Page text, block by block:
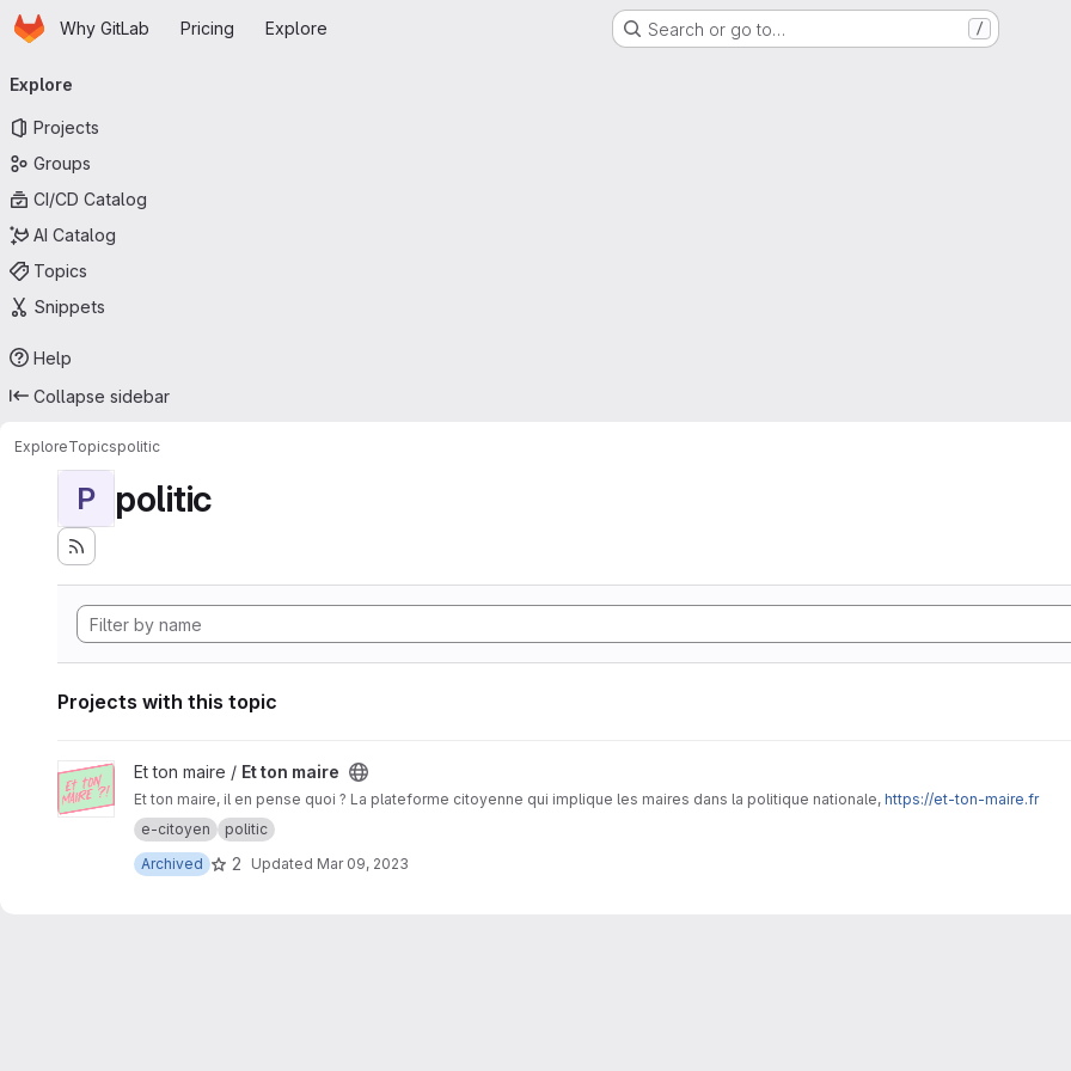
Skip to main content
HomepageWhy GitLab Pricing Explore Search or go to… /
navigation
Explore
Projects
Groups
CI/CD Catalog
AI Catalog
Topics
Snippets
Help
Collapse sidebar
ExploreTopicspolitic
P politic
Projects with this topic
View Et ton maire project
Et ton maire / Et ton maire
Et ton maire, il en pense quoi ? La plateforme citoyenne qui implique les maires dans la politique nationale, https://et-ton-maire.fr
e-citoyen
politic
Archived
2 Updated Mar 09, 2023